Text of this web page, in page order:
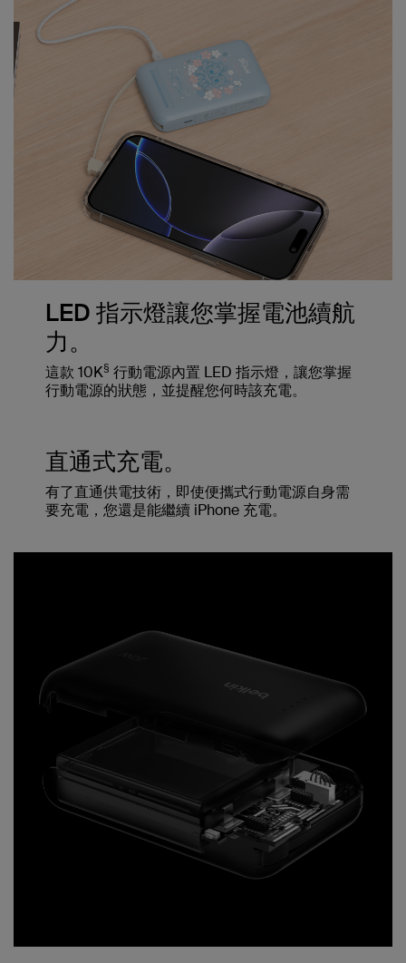
LED 指示燈讓您掌握電池續航
力。
這款 10K§ 行動電源內置 LED 指示燈，讓您掌握
行動電源的狀態，並提醒您何時該充電。
直通式充電。
有了直通供電技術，即使便攜式行動電源自身需
要充電，您還是能繼續 iPhone 充電。